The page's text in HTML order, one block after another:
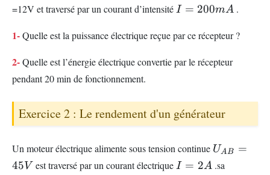
=12V et traversé par un courant d’intensité I=200mA
I = 200mA .
1-Quelle est la puissance électrique reçue par ce récepteur ?
2-Quelle est l’énergie électrique convertie par le récepteur
pendant 20 min de fonctionnement.
Exercice 2 : Le rendement d'un générateur
Un moteur électrique alimente sous tension continue UAB
=
45V est traversé par un courant électrique I=2A
I = 2A .sa